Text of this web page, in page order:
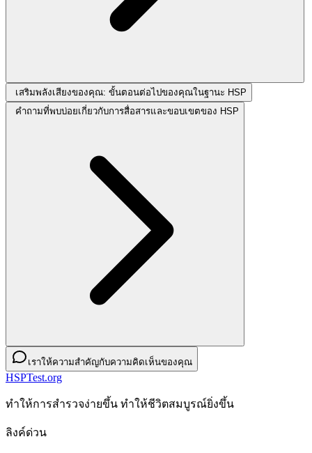
เสริมพลังเสียงของคุณ: ขั้นตอนต่อไปของคุณในฐานะ HSP
คำถามที่พบบ่อยเกี่ยวกับการสื่อสารและขอบเขตของ HSP
เราให้ความสำคัญกับความคิดเห็นของคุณ
HSPTest.org
ทําให้การสํารวจง่ายขึ้น ทําให้ชีวิตสมบูรณ์ยิ่งขึ้น
ลิงค์ด่วน